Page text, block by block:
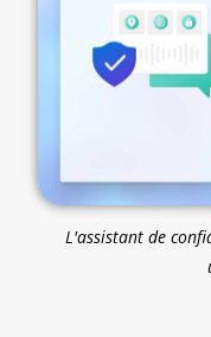
L'assistant de